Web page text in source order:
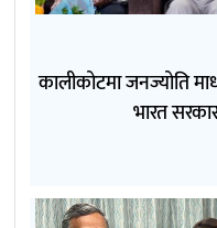
कालीकोटमा जनज्योति
भारत